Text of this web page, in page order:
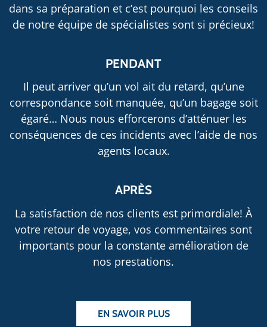
dans sa préparation et c’est pourquoi les conseils
de notre équipe de spécialistes sont si précieux!
PENDANT
Il peut arriver qu’un vol ait du retard, qu’une
correspondance soit manquée, qu’un bagage soit
égaré… Nous nous efforcerons d’atténuer les
conséquences de ces incidents avec l’aide de nos
agents locaux.
APRÈS
La satisfaction de nos clients est primordiale! À
votre retour de voyage, vos commentaires sont
importants pour la constante amélioration de
nos prestations.
EN SAVOIR PLUS